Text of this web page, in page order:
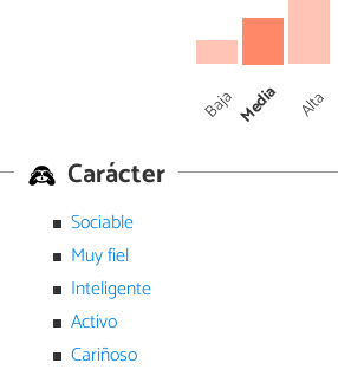
Baja Media Alta
Carácter
Sociable
Muy fiel
Inteligente
Activo
Cariñoso